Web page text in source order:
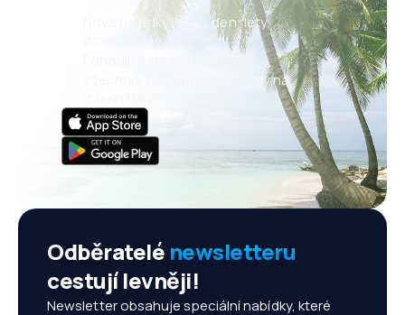
Nové nabídky každý den: lety,
dovolené, eurovíkendy
Všechno, na čem záleží, vždy na
Odběratelé newsletteru
cestují levněji!
Newsletter obsahuje speciální nabídky, které